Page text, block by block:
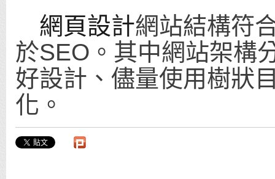
網頁設計網站結構符
於SEO。其中網站架構
好設計、儘量使用樹狀
化。